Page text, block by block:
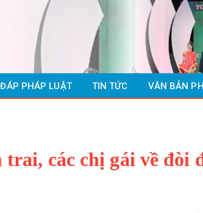
PHÁP LUẬT TIN TỨC VĂN BẢN
trai, các chị gái về đòi